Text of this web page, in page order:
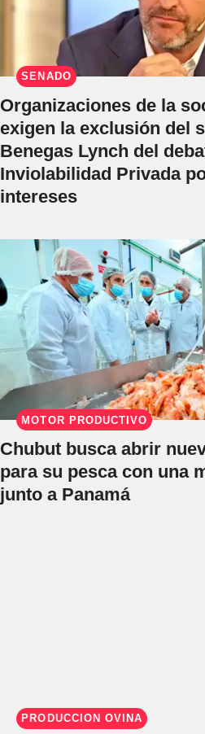
SENADO
Organizaciones de la
exigen la exclusión del
Benegas Lynch del
Inviolabilidad Privada
intereses
MOTOR PRODUCTIVO
Chubut busca abrir
para su pesca con una
junto a Panamá
PRODUCCIÓN OVINA